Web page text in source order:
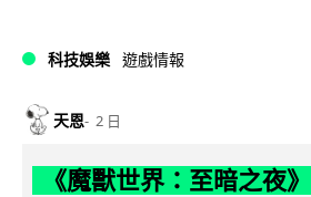
科技娛樂 遊戲情報
天恩 2 日
《魔獸世界：至暗之夜